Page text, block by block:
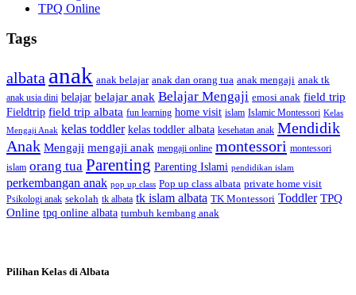
TPQ Online
Tags
albata anak anak belajar anak dan orang tua anak mengaji anak tk
anak usia dini belajar belajar anak Belajar Mengaji emosi anak field trip
Fieldtrip field trip albata fun learning home visit islam Islamic Montessori Kelas
Mengaji Anak kelas toddler kelas toddler albata kesehatan anak Mendidik
Anak Mengaji mengaji anak mengaji online montessori montessori
islam orang tua Parenting Parenting Islami pendidikan islam
perkembangan anak pop up class Pop up class albata private home visit
Psikologi anak sekolah tk albata tk islam albata TK Montessori Toddler TPQ
Online tpq online albata tumbuh kembang anak
Pilihan Kelas di Albata